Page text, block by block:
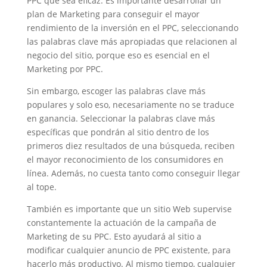
plan de Marketing para conseguir el mayor
rendimiento de la inversión en el PPC, seleccionando
las palabras clave más apropiadas que relacionen al
negocio del sitio, porque eso es esencial en el
Marketing por PPC.
Sin embargo, escoger las palabras clave más
populares y solo eso, necesariamente no se traduce
en ganancia. Seleccionar la palabras clave más
específicas que pondrán al sitio dentro de los
primeros diez resultados de una búsqueda, reciben
el mayor reconocimiento de los consumidores en
línea. Además, no cuesta tanto como conseguir llegar
al tope.
También es importante que un sitio Web supervise
constantemente la actuación de la campaña de
Marketing de su PPC. Esto ayudará al sitio a
modificar cualquier anuncio de PPC existente, para
hacerlo más productivo. Al mismo tiempo, cualquier